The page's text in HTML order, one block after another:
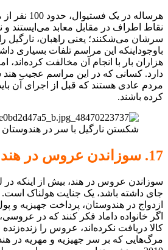
هرساله در یک
نقاط اطراف در مقابل معابد می‌ایستند و
سرشان می‌شکنند؛ یعنی راهبان، نارگیل
باوجوداینکه این مراسم تلفات بسیاری
هزاران بار با انجام آن مخالفت کرده‌اند،
دارد. کسانی که در این مراسم عجیب
مردم عادی هستند که قبل از اجرای آن
کرده باشند.
شکستن نارگیل با سر در هندوستان
17. سوزاندن عروس در هند
سوزاندن عروس در هند، بیش از اینکه
جای داشته باشد، یک جنایت هولناک است.
ازدواج در هندوستان، پرداخت جهیزیه و
اگر خانواده داماد فکر کنند که در
کالا دریافت نکرده‌اند، عروس را زنده‌زنده
مرگ‌هایی که بر سر جهیزیه و مهریه در